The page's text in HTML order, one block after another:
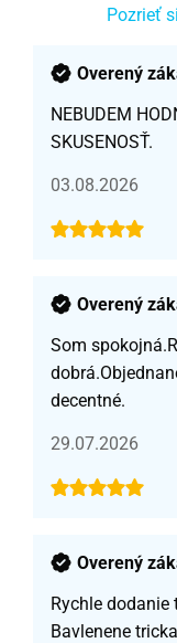
Pozrieť
Overený
NEBUDEM
SKUSENOSŤ.
03.08.2026
Overený
Som
decentné.
29.07.2026
Overený
Rychle
Bavlenene